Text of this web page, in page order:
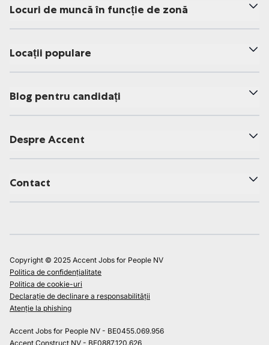
Locuri de muncă în funcție de zonă
Locații populare
Blog pentru candidați
Despre Accent
Contact
Copyright © 2025 Accent Jobs for People NV
Politica de confidențialitate
Politica de cookie-uri
Declarație de declinare a responsabilității
Atenție la phishing
Accent Jobs for People NV - BE0455.069.956
Accent Construct NV - BE0887.120.626